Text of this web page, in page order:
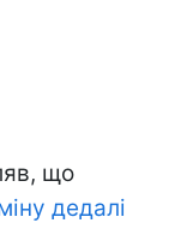
що
дедалі